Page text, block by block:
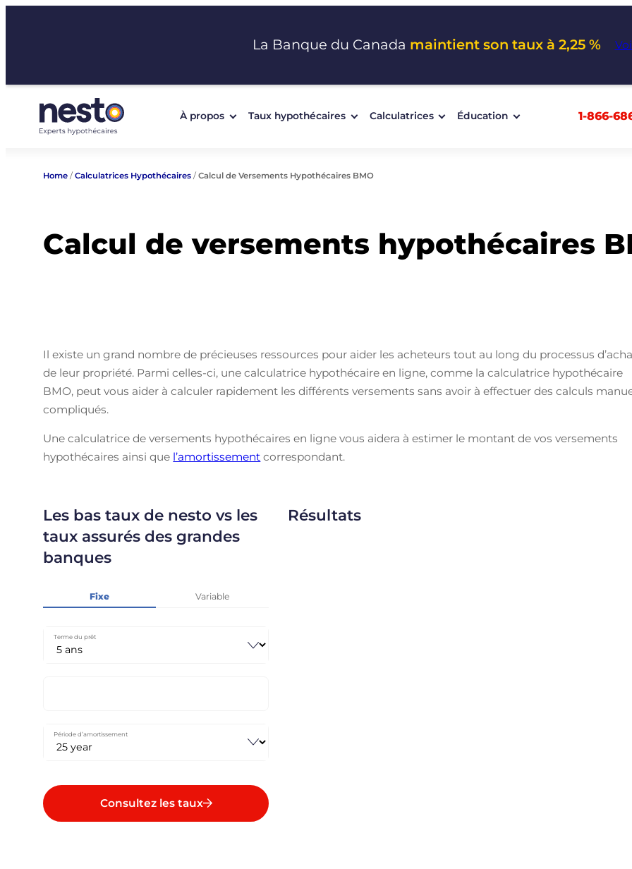
La Banque du Canada maintient son taux à 2,25 %
À propos Taux hypothécaires Calculatrices Éducation 1-866-
Home /Calculatrices Hypothécaires /Calcul de Versements Hypothécaires BMO
Calcul de versements hypothécaires
Il existe un grand nombre de précieuses ressources pour aider les acheteurs tout au long du processus
de leur propriété. Parmi celles-ci, une calculatrice hypothécaire en ligne, comme la calculatrice hypothécaire
BMO, peut vous aider à calculer rapidement les différents versements sans avoir à effectuer des calculs
compliqués.
Une calculatrice de versements hypothécaires en ligne vous aidera à estimer le montant de vos versements
hypothécaires ainsi que l’amortissement correspondant.
Les bas taux de nesto vs les
taux assurés des grandes
banques
Fixe Variable
Terme du prêt
Période d’amortissement
Résultats
Consultez les taux